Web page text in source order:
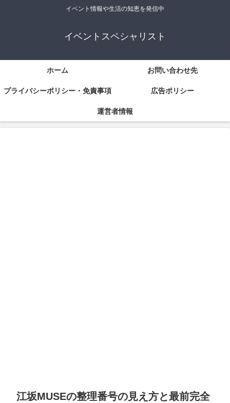
イベント情報や生活の知恵を発信中
イベントスペシャリスト
ホーム お問い合わせ先
プライバシーポリシー・免責事項 広告ポリシー
運営者情報
江坂MUSEの整理番号の見え方と最前完全